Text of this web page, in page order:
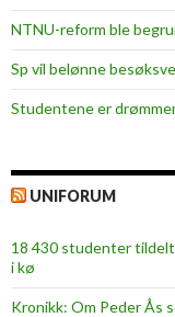
NTNU-reform ble
Sp vil belønne
Studentene er
UNIFORUM
18 430 studenter
i kø
Kronikk: Om Peder Ås